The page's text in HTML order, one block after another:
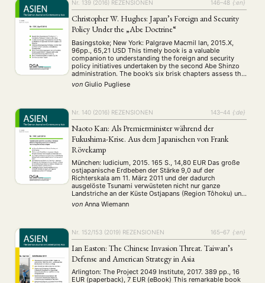
ARBEITSKREISE
ANTRAG AUF EINEN SMALL GRANT DER DGA MITGLIEDERBEREICH DIE DGA
MITGLIEDSCHAFT
Aktuelles von unseren Mitgliedern (4) Art (5) ASIEN (Zeitschrift)
Auszeichnung (12) Bericht (128) Bildung (22) Calls for…
Cinema (4) DGA (92) Diskussion (74) Fellowship (111) Forschung
Geschichte (93) Gesellschaft (283) Globalisation (7)
Kultur (27) Kunst
Präsentation (13) Programm (5) Publikation Recht (20)
Religion (75) Sozialwissenschaften (4) Sprache (36) Sprachkurse
Stellenausschreibung (661) Stipendium (53) Studium
Summer School (10) Symposium (32) Tagung (500) Tourismus (14)
Umwelt (45) Veranstaltung (788) Webinar (28) Wirtschaft (199)
Nr. 139 (2016) REZENSIONEN 146–48 {:en}
Christopher W. Hughes: Japan’s Foreign and Security
Policy Under the „Abe Doctrine“
Basingstoke; New York: Palgrave Macmil­ lan, 2015.X,
96pp., 65,21 USD This timely book is a valuable
companion to understanding the foreign and security
policy initiatives undertaken by the second Abe Shinzo
administration. The book’s six brisk chapters assess the
origins, domestic impact, and international ramifications
of Abe’s security and diplomatic revolution. In addition,
von Giulio Pugliese
Nr. 140 (2016) REZENSIONEN 143–44 {:de}
Naoto Kan: Als Premierminister während der
Fukushima-Krise. Aus dem Japanischen von Frank
Rövekamp
München: Iudicium, 2015. 165 S., 14,80 EUR Das große
ostjapanische Erdbeben der Stärke 9,0 auf der
Richterskala am 11. März 2011 und der dadurch
ausgelöste Tsunami verwüsteten nicht nur ganze
Landstriche an der Küste Ostjapans (Region Tôhoku) und
forderten etliche Opfer, sie führten auch zum
zweitgrößten Atomunfall nach Tschernobyl in der
von Anna Wiemann
Nr. 152/153 (2019) REZENSIONEN 165–67 {:en}
Ian Easton: The Chinese Invasion Threat. Taiwan’s
Defense and American Strategy in Asia
Arlington: The Project 2049 Institute, 2017. 389 pp., 16
EUR (paperback), 7 EUR (eBook) This remarkable book